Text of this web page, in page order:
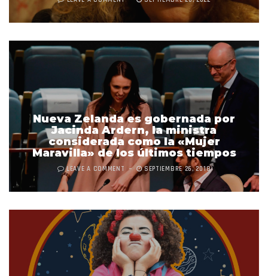
Nueva Zelanda es gobernada por
Jacinda Ardern, la ministra
considerada como la «Mujer
Maravilla» de los últimos tiempos
LEAVE A COMMENT SEPTIEMBRE 26, 2018